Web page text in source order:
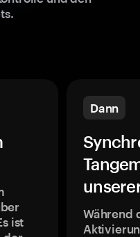
ist
Dann
Während